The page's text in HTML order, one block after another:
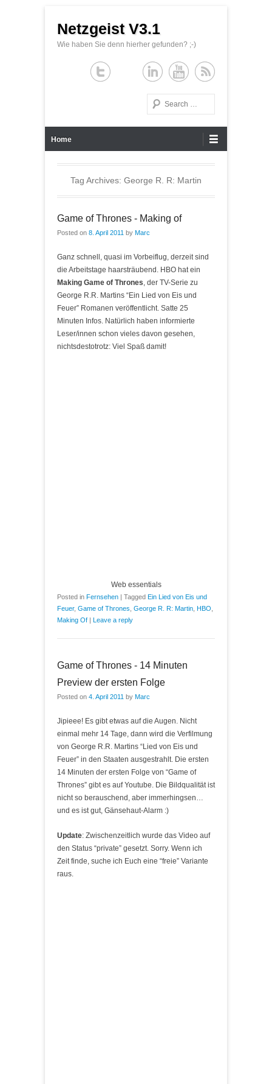
Netzgeist V3.1
Wie haben Sie denn hierher gefunden? ;-)
Search
Home
Tag Archives: George R. R: Martin
Game of Thrones - Making of
Posted on 8. April 2011 by Marc
Ganz schnell, quasi im Vorbeiflug, derzeit sind
die Arbeitstage haarsträubend. HBO hat ein
Making Game of Thrones, der TV-Serie zu
George R.R. Martins “Ein Lied von Eis und
Feuer” Romanen veröffentlicht. Satte 25
Minuten Infos. Natürlich haben informierte
Leser/innen schon vieles davon gesehen,
nichtsdestotrotz: Viel Spaß damit!
Web essentials
Posted in Fernsehen | Tagged Ein Lied von Eis und
Feuer, Game of Thrones George R. R: Martin HBO
Making Of | Leave a reply
Game of Thrones - 14 Minuten
Preview der ersten Folge
Posted on 4. April 2011 by Marc
Jipieee! Es gibt etwas auf die Augen. Nicht
einmal mehr 14 Tage, dann wird die Verfilmung
von George R.R. Martins “Lied von Eis und
Feuer” in den Staaten ausgestrahlt. Die ersten
14 Minuten der ersten Folge von “Game of
Thrones” gibt es auf Youtube. Die Bildqualität ist
nicht so berauschend, aber immerhingsen…
und es ist gut, Gänsehaut-Alarm :)
Update: Zwischenzeitlich wurde das Video auf
den Status “private” gesetzt. Sorry. Wenn ich
Zeit finde, suche ich Euch eine “freie” Variante
raus.